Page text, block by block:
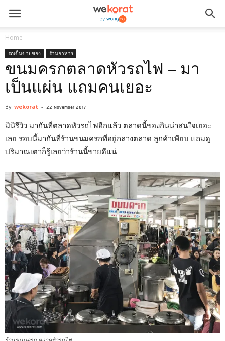
Home
รถเข็นขายของ ร้านอาหาร
ขนมครกตลาดหัวรถไฟ – มา
เป็นแผ่น แถมคนเยอะ
By wekorat - 22 November 2017
มินิรีวิว มากันที่ตลาดหัวรถไฟอีกแล้ว ตลาดนี้ของกินน่าสนใจเยอะ
เลย รอบนี้มากันที่ร้านขนมครกที่อยู่กลางตลาด ลูกค้าเพียบ แถมดู
ปริมาณเตาก็รู้เลยว่าร้านนี้ขายดีแน่